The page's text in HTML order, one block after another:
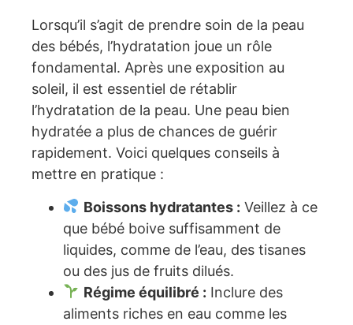
Lorsqu’il s’agit de prendre soin de la peau
des bébés, l’hydratation joue un rôle
fondamental. Après une exposition au
soleil, il est essentiel de rétablir
l’hydratation de la peau. Une peau bien
hydratée a plus de chances de guérir
rapidement. Voici quelques conseils à
mettre en pratique :
Boissons hydratantes : Veillez à ce
que bébé boive suffisamment de
liquides, comme de l’eau, des tisanes
ou des jus de fruits dilués.
Régime équilibré : Inclure des
aliments riches en eau comme les